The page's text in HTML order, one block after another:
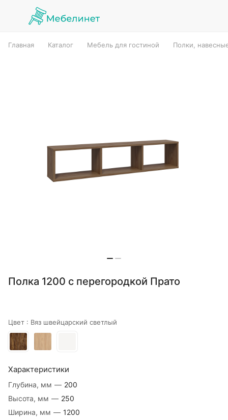
Главная Каталог Мебель для гостиной Полки,
Полка 1200 с перегородкой Прато
Цвет : Вяз швейцарский светлый
Характеристики
Глубина, мм — 200
Высота, мм — 250
Ширина, мм — 1200